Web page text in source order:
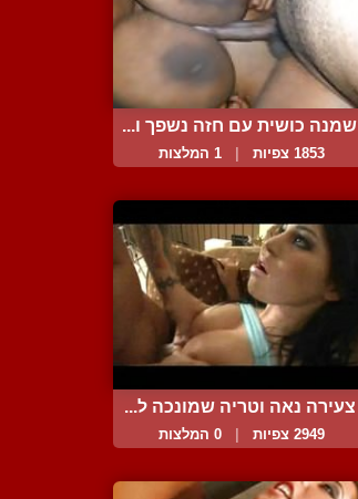
שמנה כושית עם חזה נשפך ו...
1853 צפיות 1 המלצות
צעירה נאה וטריה שמונכה ל...
2949 צפיות 0 המלצות